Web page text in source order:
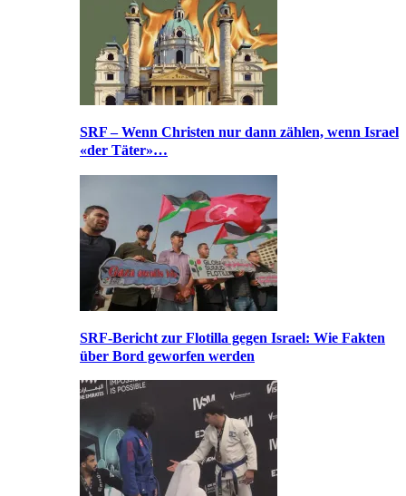
SRF – Wenn Christen nur dann zählen, wenn Israel
«der Täter»…
SRF-Bericht zur Flotilla gegen Israel: Wie Fakten
über Bord geworfen werden